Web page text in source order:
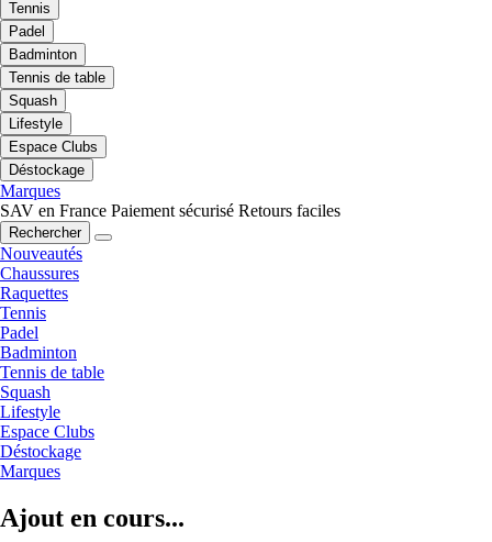
Tennis
Padel
Badminton
Tennis de table
Squash
Lifestyle
Espace Clubs
Déstockage
Marques
SAV en France Paiement sécurisé Retours faciles
Rechercher
Nouveautés
Chaussures
Raquettes
Tennis
Padel
Badminton
Tennis de table
Squash
Lifestyle
Espace Clubs
Déstockage
Marques
Ajout en cours...